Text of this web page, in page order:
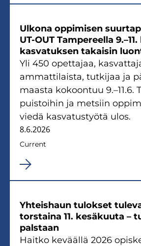
Ulkona oppimisen
UT-OUT Tampereella
kasvatuksen takaisin
Yli 450 opettajaa,
ammattilaista, tutkijaa ja
maasta kokoontuu 9.–11.6.
puistoihin ja metsiin
viedä kasvatustyötä ulos.
8.6.2026
Current
Yhteishaun tulokset
torstaina 11. kesäkuuta –
palstaan
Haitko keväällä 2026